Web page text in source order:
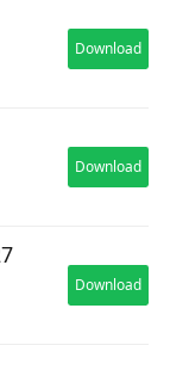
Download
Download
Download